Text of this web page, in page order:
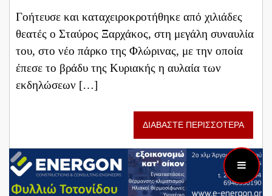
Γοήτευσε και καταχειροκροτήθηκε από χιλιάδες
θεατές ο Σταύρος Ξαρχάκος, στη μεγάλη συναυλία
του, στο νέο πάρκο της Φλώρινας, με την οποία
έπεσε το βράδυ της Κυριακής η αυλαία των
εκδηλώσεων […]
ΔΙΑΒΑΣΤΕ ΠΕΡΙΣΣΟΤΕΡΑ